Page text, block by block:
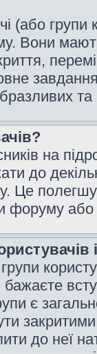
(або
Вони
на
до
Це
форуму
є
до неї